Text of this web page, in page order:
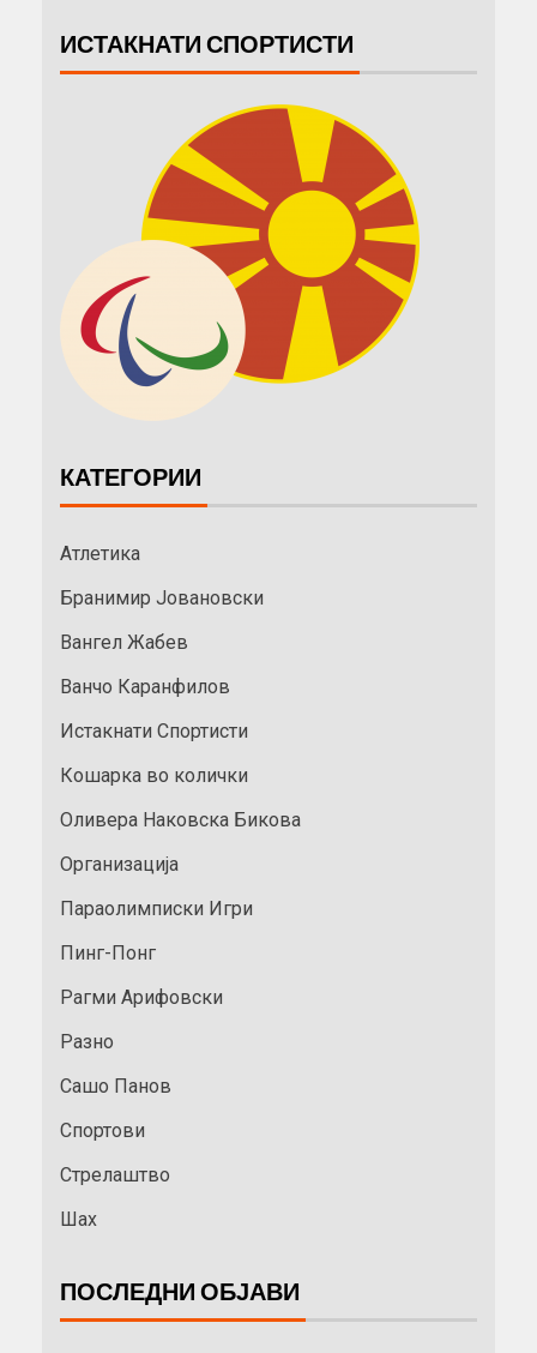
ИСТАКНАТИ СПОРТИСТИ
КАТЕГОРИИ
Атлетика
Бранимир Јовановски
Вангел Жабев
Ванчо Каранфилов
Истакнати Спортисти
Кошарка во колички
Оливера Наковска Бикова
Организација
Параолимписки Игри
Пинг-Понг
Рагми Арифовски
Разно
Сашо Панов
Спортови
Стрелаштво
Шах
ПОСЛЕДНИ ОБЈАВИ